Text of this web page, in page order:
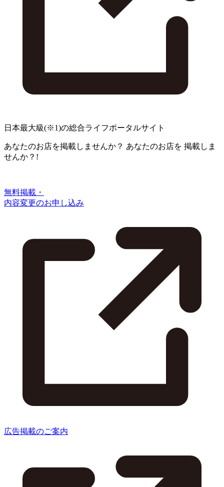
日本最大級(※1)の総合ライフポータルサイト
あなたのお店を掲載しませんか？ あなたのお店を 掲載しま
せんか？!
無料掲載・
内容変更のお申し込み
広告掲載のご案内